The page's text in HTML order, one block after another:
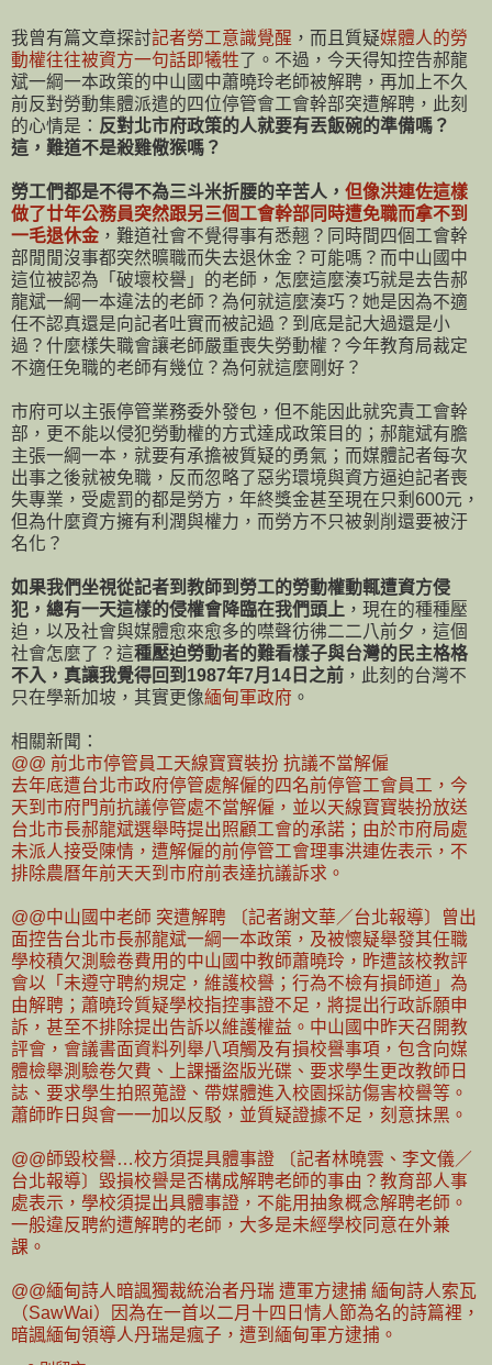
我曾有篇文章探討記者勞工意識覺醒 ，而且質疑媒體人的勞
動權往往被資方一句話即犧牲了。不過，今天得知控告郝龍
斌一綱一本政策的中山國中蕭曉玲老師被解聘，再加上不久
前反對勞動集體派遣的四位停管會工會幹部突遭解聘，此刻
的心情是： 反對北市府政策的人就要有丟飯碗的準備嗎？
這， 難道不是殺雞儆猴嗎 ？
勞工們都是不得不為三斗米折腰的辛苦人， 但像洪連佐這樣
做了廿年公務員突然跟另三個工會幹部同時遭免職而拿不到
一毛退休金 ，難道社會不覺得事有悉翹？同時間四個工會幹
部閒閒沒事都突然曠職而失去退休金？可能嗎？而中山國中
這位被認為「破壞校譽」的老師，怎麼這麼湊巧就是去告郝
龍斌一綱一本違法的老師？為何就這麼湊巧？她是因為不適
任不認真還是向記者吐實而被記過？到底是記大過還是小
過？什麼樣失職會讓老師嚴重喪失勞動權？今年教育局裁定
不適任免職的老師有幾位？為何就這麼剛好？
市府可以主張停管業務委外發包，但不能因此就究責工會幹
部，更不能以侵犯勞動權的方式達成政策目的；郝龍斌有膽
主張一綱一本，就要有承擔被質疑的勇氣；而媒體記者每次
出事之後就被免職，反而忽略了惡劣環境與資方逼迫記者喪
失專業，受處罰的都是勞方，年終獎金甚至現在只剩600元，
但為什麼資方擁有利潤與權力，而勞方不只被剝削還要被汙
名化？
如果我們坐視從記者到教師到勞工的勞動權動輒遭資方侵
犯，總有一天這樣的侵權會降臨在我們頭上 ，現在的種種壓
迫，以及社會與媒體愈來愈多的噤聲彷彿二二八前夕，這個
社會怎麼了？這種壓迫勞動者的難看樣子與台灣的民主格格
不入，真讓我覺得回到1987年7月14日之前 ，此刻的台灣不
只在學新加坡，其實更像緬甸軍政府 。
相關新聞：
@@ 前北市停管員工天線寶寶裝扮 抗議不當解僱
去年底遭台北市政府停管處解僱的四名前停管工會員工，今
天到市府門前抗議停管處不當解僱，並以天線寶寶裝扮放送
台北市長郝龍斌選舉時提出照顧工會的承諾；由於市府局處
未派人接受陳情，遭解僱的前停管工會理事洪連佐表示，不
排除農曆年前天天到市府前表達抗議訴求。
@@中山國中老師 突遭解聘 〔記者謝文華／台北報導〕曾出
面控告台北市長郝龍斌一綱一本政策，及被懷疑舉發其任職
學校積欠測驗卷費用的中山國中教師蕭曉玲，昨遭該校教評
會以「未遵守聘約規定，維護校譽；行為不檢有損師道」為
由解聘；蕭曉玲質疑學校指控事證不足，將提出行政訴願申
訴，甚至不排除提出告訴以維護權益。中山國中昨天召開教
評會，會議書面資料列舉八項觸及有損校譽事項，包含向媒
體檢舉測驗卷欠費、上課播盜版光碟、要求學生更改教師日
誌、要求學生拍照蒐證、帶媒體進入校園採訪傷害校譽等。
蕭師昨日與會一一加以反駁，並質疑證據不足，刻意抹黑。
@@師毀校譽…校方須提具體事證 〔記者林曉雲、李文儀／
台北報導〕毀損校譽是否構成解聘老師的事由？教育部人事
處表示，學校須提出具體事證，不能用抽象概念解聘老師。
一般違反聘約遭解聘的老師，大多是未經學校同意在外兼
課。
@@緬甸詩人暗諷獨裁統治者丹瑞 遭軍方逮捕 緬甸詩人索瓦
（SawWai）因為在一首以二月十四日情人節為名的詩篇裡，
暗諷緬甸領導人丹瑞是瘋子，遭到緬甸軍方逮捕。